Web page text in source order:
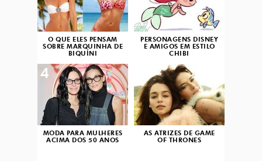
O QUE ELES PENSAM
SOBRE MARQUINHA DE
BIQUÍNI
PERSONAGENS DISNEY
E AMIGOS EM ESTILO
CHIBI
MODA PARA MULHERES
ACIMA DOS 50 ANOS
4
AS ATRIZES DE GAME
OF THRONES